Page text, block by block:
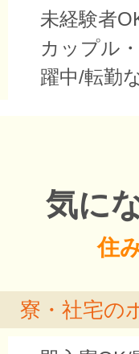
未経験者
カップル
躍中/転勤
気に
住
寮・社宅の